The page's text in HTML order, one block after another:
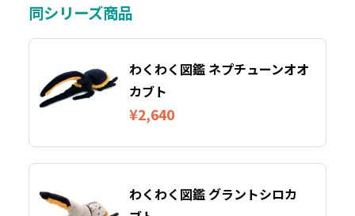
同シリーズ商品
わくわく図鑑 ネプチューンオオ
カブト
¥2,640
わくわく図鑑 グラントシロカ